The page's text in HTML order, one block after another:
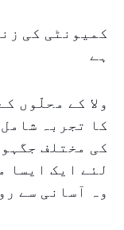
کمیونٹی کی
ہے
ولا کے محلّوں
کا تجربہ
کی مختلف
لئے ایک ایسا
وہ آسانی سے